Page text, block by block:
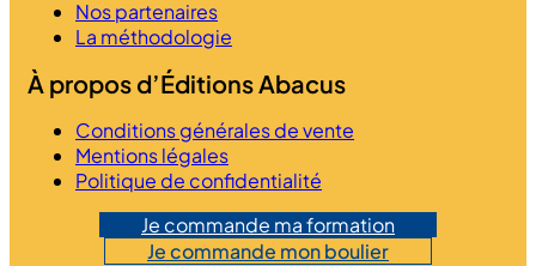
Nos partenaires
La méthodologie
À propos d’Éditions Abacus
Conditions générales de vente
Mentions légales
Politique de confidentialité
Je commande ma formation
Je commande mon boulier